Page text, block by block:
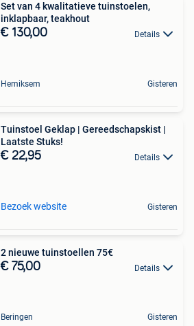
Set van 4 kwalitatieve tuinstoelen,
inklapbaar, teakhout
€ 130,00 Details
Hemiksem Gisteren
Tuinstoel Geklap | Gereedschapskist |
Laatste Stuks!
€ 22,95 Details
Bezoek website Gisteren
2 nieuwe tuinstoellen 75€
€ 75,00 Details
Beringen Gisteren